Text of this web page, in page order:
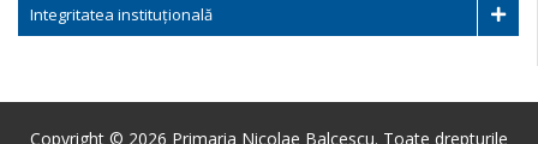
Integritatea instituțională
Copyright © 2026 Primaria Nicolae Balcescu. Toate drepturile